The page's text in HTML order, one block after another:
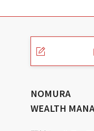
こ
NOMURA
WEALTH